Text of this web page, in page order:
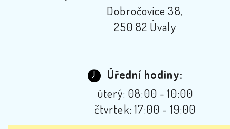
Dobročovice 38,
250 82 Úvaly
Úřední hodiny:
úterý: 08:00 - 10:00
čtvrtek: 17:00 - 19:00